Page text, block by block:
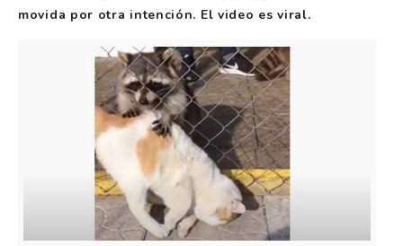
movida por otra intención. El video es viral.